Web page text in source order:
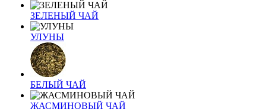
ЗЕЛЕНЫЙ ЧАЙ
УЛУНЫ
БЕЛЫЙ ЧАЙ
ЖАСМИНОВЫЙ ЧАЙ